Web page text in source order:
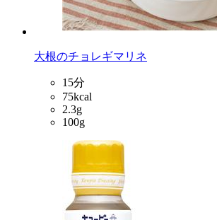
大根のチョレギマリネ
15分
75kcal
2.3g
100g